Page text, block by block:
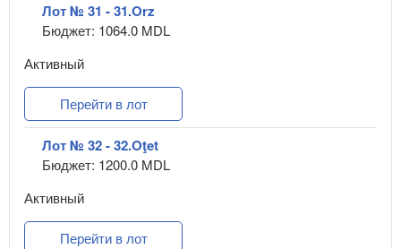
Лот № 31 - 31.Orz
Бюджет: 1064.0 MDL
Активный
Перейти в лот
Лот № 32 - 32.Oţet
Бюджет: 1200.0 MDL
Активный
Перейти в лот